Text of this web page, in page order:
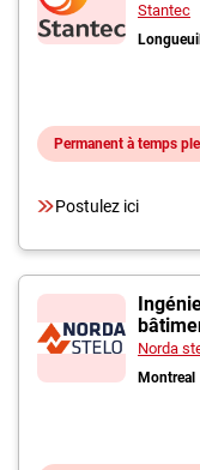
Stantec
Permanent à temps
Postulez ici
Norda
Montreal